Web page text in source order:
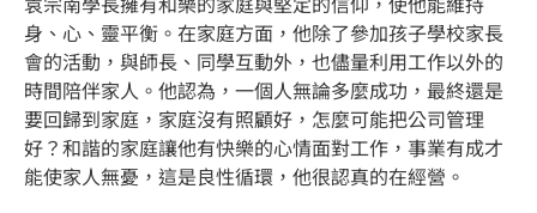
身、心、靈平衡。在家庭方面，他除了參加孩子學校家長
會的活動，與師長、同學互動外，也儘量利用工作以外的
時間陪伴家人。他認為，一個人無論多麼成功，最終還是
要回歸到家庭，家庭沒有照顧好，怎麼可能把公司管理
好？和諧的家庭讓他有快樂的心情面對工作，事業有成才
能使家人無憂，這是良性循環，他很認真的在經營。